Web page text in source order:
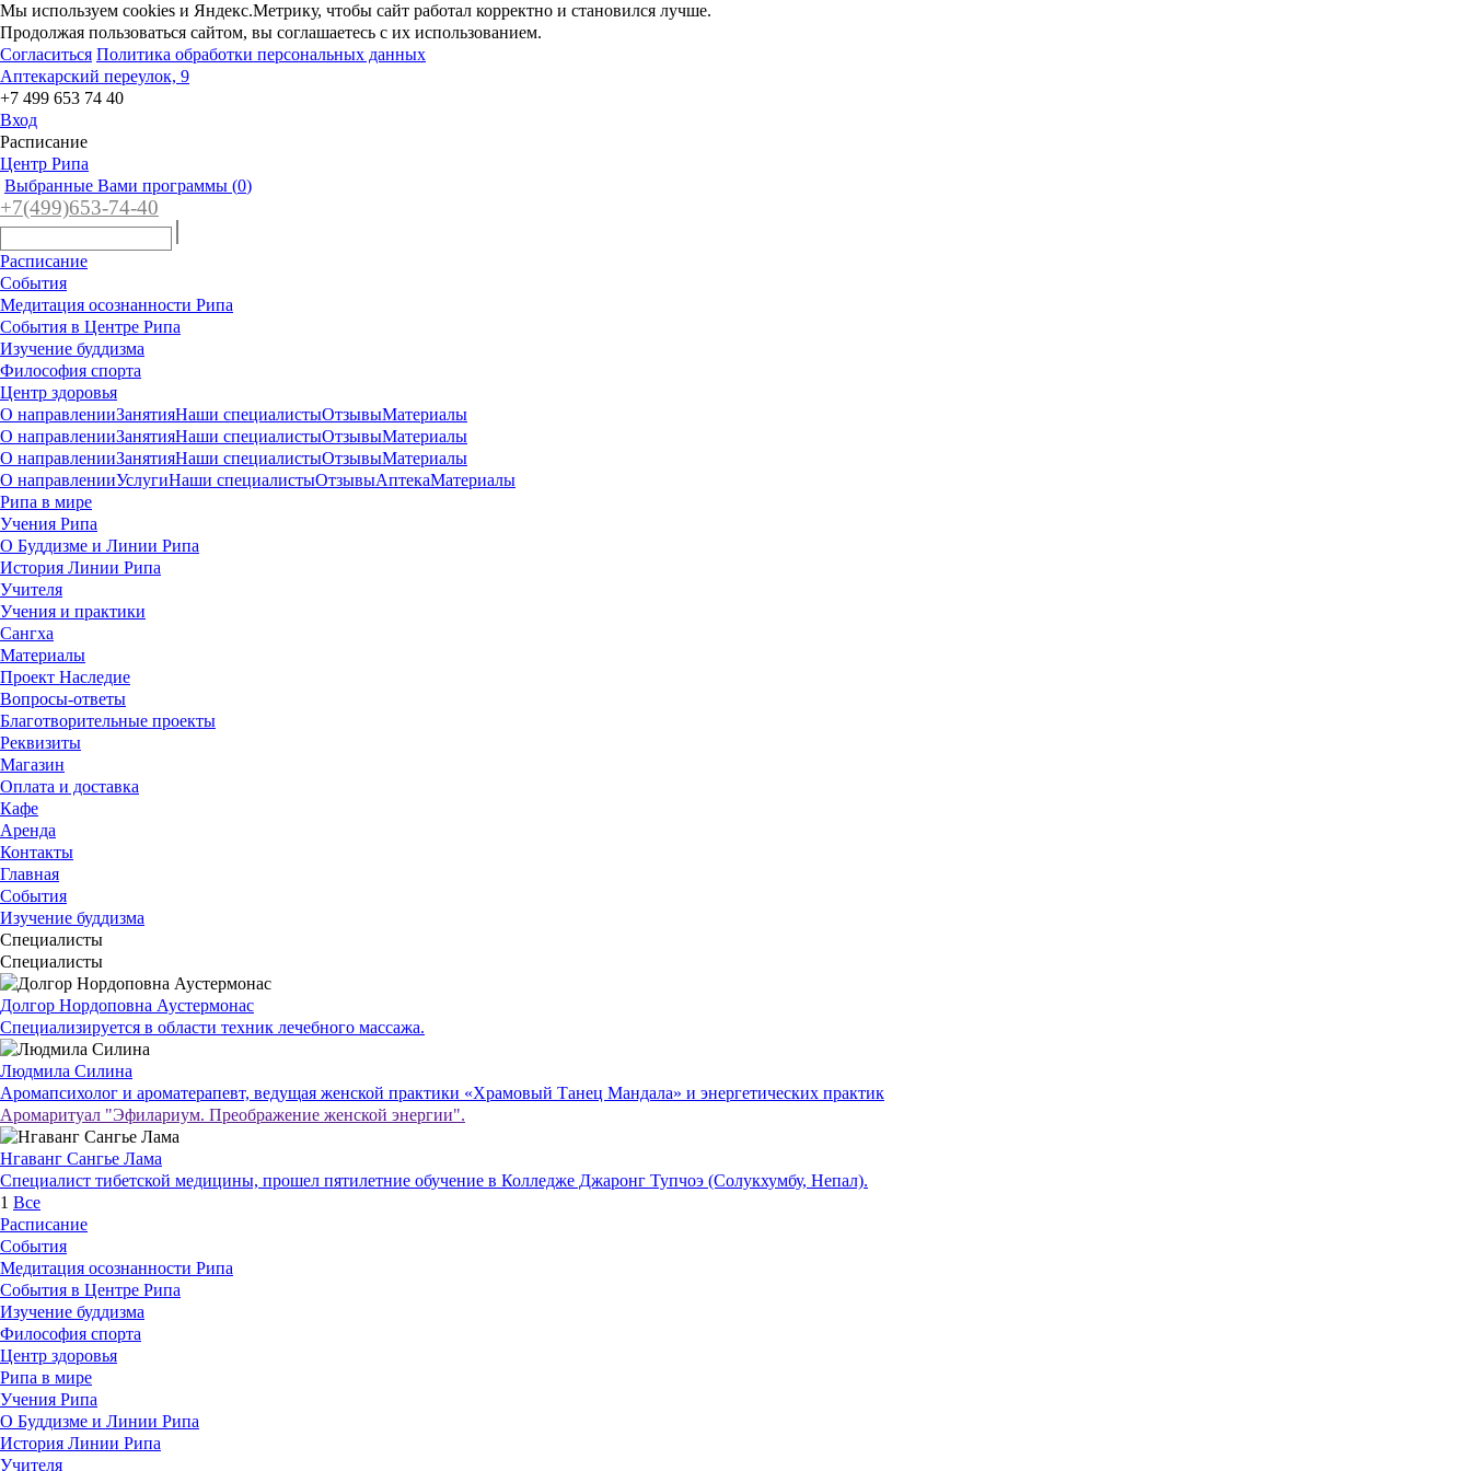
Мы используем cookies и Яндекс.Метрику, чтобы сайт работал корректно и становился лучше.
Продолжая пользоваться сайтом, вы соглашаетесь с их использованием.
Согласиться Политика обработки персональных данных
Аптекарский переулок, 9
+7 499 653 74 40
Вход
Расписание
Центр Рипа
Выбранные Вами программы (0)
+7(499)653-74-40
Расписание
События
Медитация осознанности Рипа
События в Центре Рипа
Изучение буддизма
Философия спорта
Центр здоровья
О направленииЗанятияНаши специалистыОтзывыМатериалы
О направленииЗанятияНаши специалистыОтзывыМатериалы
О направленииЗанятияНаши специалистыОтзывыМатериалы
О направленииУслугиНаши специалистыОтзывыАптекаМатериалы
Рипа в мире
Учения Рипа
О Буддизме и Линии Рипа
История Линии Рипа
Учителя
Учения и практики
Сангха
Материалы
Проект Наследие
Вопросы-ответы
Благотворительные проекты
Реквизиты
Магазин
Оплата и доставка
Кафе
Аренда
Контакты
Главная
События
Изучение буддизма
Специалисты
Cпециалисты
Долгор Нордоповна Аустермонас
Специализируется в области техник лечебного массажа.
Людмила Силина
Аромапсихолог и ароматерапевт, ведущая женской практики «Храмовый Танец Мандала» и энергетических практик
Аромаритуал "Эфилариум. Преображение женской энергии".
Нгаванг Сангье Лама
Специалист тибетской медицины, прошел пятилетние обучение в Колледже Джаронг Тупчоэ (Солукхумбу, Непал).
1 Все
Расписание
События
Медитация осознанности Рипа
События в Центре Рипа
Изучение буддизма
Философия спорта
Центр здоровья
Рипа в мире
Учения Рипа
О Буддизме и Линии Рипа
История Линии Рипа
Учителя